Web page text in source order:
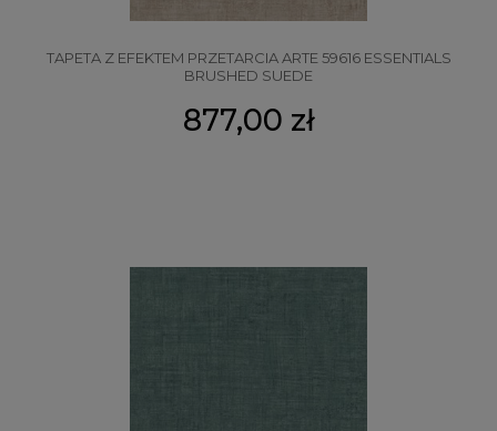
TAPETA Z EFEKTEM PRZETARCIA ARTE 59616 ESSENTIALS
BRUSHED SUEDE
877,00 zł